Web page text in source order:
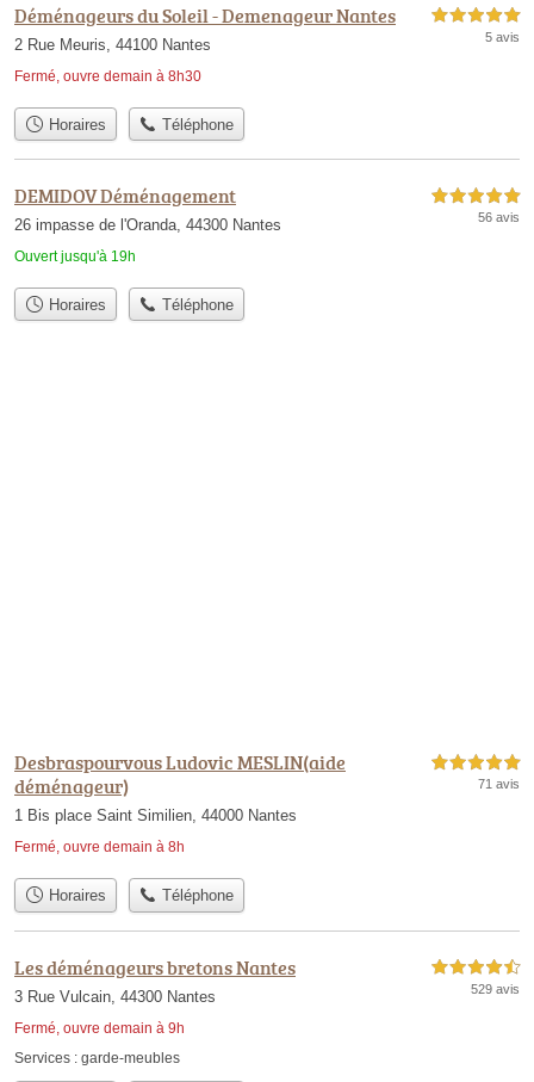
Déménageurs du Soleil - Demenageur Nantes
2 Rue Meuris, 44100 Nantes
Fermé, ouvre demain à 8h30
5,0 étoiles sur 5
5 avis
Horaires Téléphone
DEMIDOV Déménagement
26 impasse de l'Oranda, 44300 Nantes
Ouvert jusqu'à 19h
5,0 étoiles sur 5
56 avis
Horaires Téléphone
Desbraspourvous Ludovic MESLIN(aide
déménageur)
1 Bis place Saint Similien, 44000 Nantes
Fermé, ouvre demain à 8h
5,0 étoiles sur 5
71 avis
Horaires Téléphone
Les déménageurs bretons Nantes
3 Rue Vulcain, 44300 Nantes
Fermé, ouvre demain à 9h
4,5 étoiles sur 5
529 avis
Services : garde-meubles